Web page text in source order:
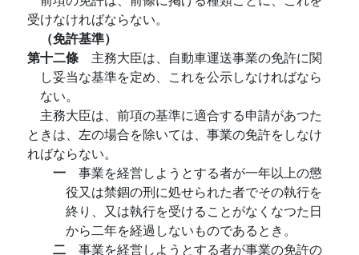
受けなければならない。
（免許基準）
第十二條 主務大臣は、自動車運送事業の免許に関
し妥当な基準を定め、これを公示しなければなら
ない。
主務大臣は、前項の基準に適合する申請があつた
ときは、左の場合を除いては、事業の免許をしなけ
ればならない。
一 事業を経営しようとする者が一年以上の懲
役又は禁錮の刑に処せられた者でその執行を
終り、又は執行を受けることがなくなつた日
から二年を経過しないものであるとき。
二 事業を経営しようとする者が事業の免許の